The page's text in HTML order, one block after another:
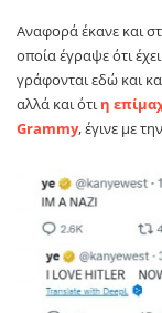
Αναφορά έκανε και
οποία έγραψε ότι
γράφονται εδώ και
αλλά και ότι η
Grammy, έγινε με